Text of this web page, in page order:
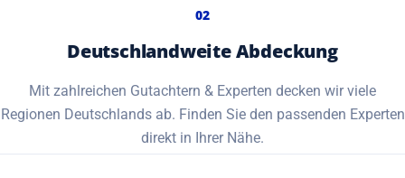
02
Deutschlandweite Abdeckung
Mit zahlreichen Gutachtern & Experten decken wir viele
Regionen Deutschlands ab. Finden Sie den passenden Experten
direkt in Ihrer Nähe.